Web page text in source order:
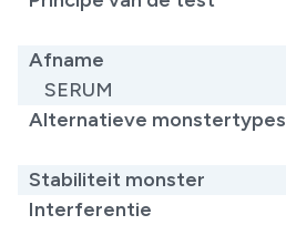
Afname
SERUM
Alternatieve monstertypes
Stabiliteit monster
Interferentie